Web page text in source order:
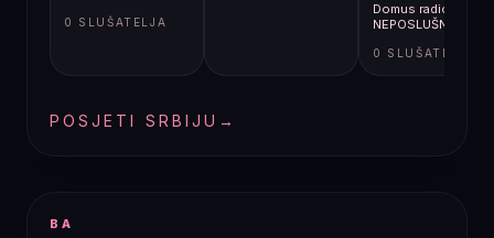
0 SLUŠATELJA
Domus radio -
NEPOSLUŠNI
0 SLUŠATELJA
POSJETI SRBIJU →
BA